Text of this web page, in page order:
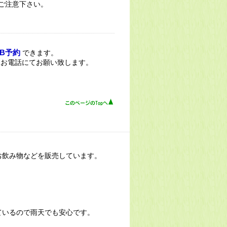
意下さい。
予約 できます。
電話にてお願い致します。
み物などを販売しています。
るので雨天でも安心です。